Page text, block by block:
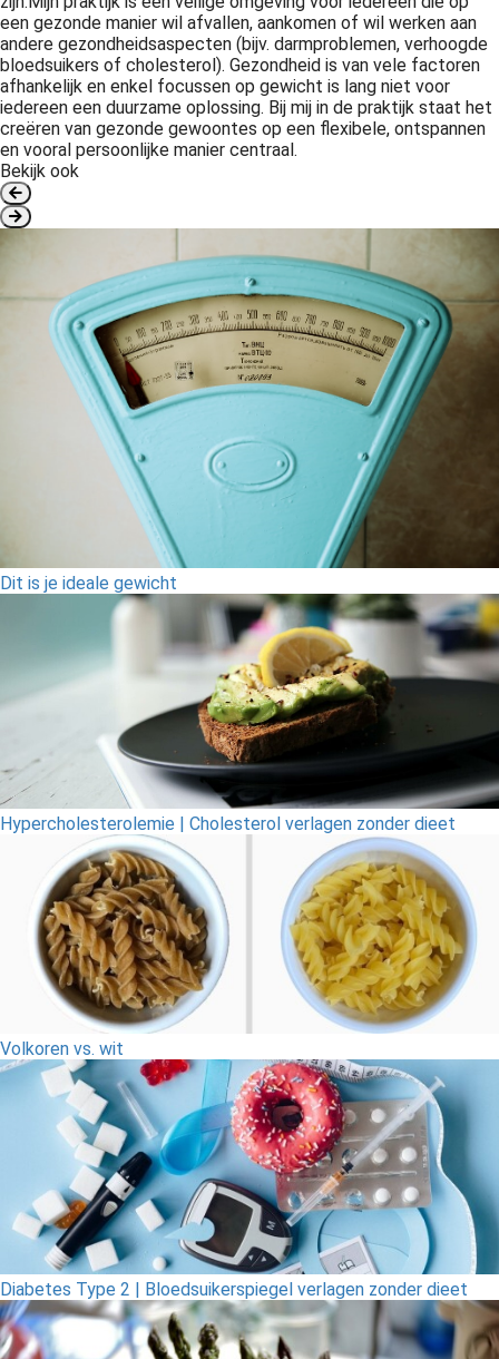
een gezonde manier wil afvallen, aankomen of wil werken aan
andere gezondheidsaspecten (bijv. darmproblemen, verhoogde
bloedsuikers of cholesterol). Gezondheid is van vele factoren
afhankelijk en enkel focussen op gewicht is lang niet voor
iedereen een duurzame oplossing. Bij mij in de praktijk staat het
creëren van gezonde gewoontes op een flexibele, ontspannen
en vooral persoonlijke manier centraal.
Bekijk ook
Dit is je ideale gewicht
Hypercholesterolemie | Cholesterol verlagen zonder dieet
Volkoren vs. wit
Diabetes Type 2 | Bloedsuikerspiegel verlagen zonder dieet